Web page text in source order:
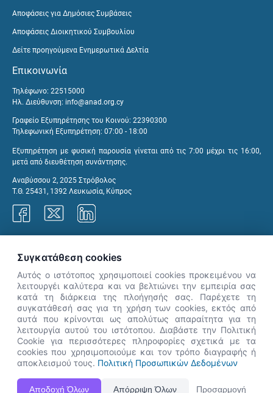
Αποφάσεις για Δημόσιες Συμβάσεις
Αποφάσεις Διοικητικού Συμβουλίου
Δείτε προηγούμενα Ενημερωτικά Δελτία
Επικοινωνία
Τηλέφωνο: 22515000
Ηλ. Διεύθυνση: info@anad.org.cy
Γραφείο Εξυπηρέτησης του Κοινού: 22390300
Τηλεφωνική Εξυπηρέτηση: 07:00 - 18:00
Εξυπηρέτηση με φυσική παρουσία γίνεται από τις 7:00 μέχρι τις 16:00,
μετά από διευθέτηση συνάντησης.
Αναβύσσου 2, 2025 Στρόβολος
Τ.Θ. 25431, 1392 Λευκωσία, Κύπρος
Η Ιστοσελίδα ΑνΑΔ είναι πλήρως συμβατή με τις νεότερες εκδόσεις, Google Chrome, Mozilla Firefox,
Apple Safari καθώς και Internet Explorer.
👋 Καλώς ήρθες! Είμαι η Νόησις.
Πες μου πώς μπορώ να σε βοηθήσω
σήμερα.
Συγκατάθεση cookies
Αυτός ο ιστότοπος χρησιμοποιεί cookies προκειμένου να
λειτουργέι καλύτερα και να βελτιώνει την εμπειρία σας
κατά τη διάρκεια της πλοήγησής σας. Παρέχετε τη
συγκατάθεσή σας για τη χρήση των cookies, εκτός από
αυτά που κρίνονται ως απολύτως απαραίτητα για τη
λειτουργία αυτού του ιστότοπου. Διαβάστε την Πολιτική
Cookie για περισσότερες πληροφορίες σχετικά με τα
cookies που χρησιμοποιούμε και τον τρόπο διαγραφής ή
αποκλεισμού τους. Πολιτική Προσωπικών Δεδομένων
Αποδοχή Όλων Απόρριψη Όλων Προσαρμογή